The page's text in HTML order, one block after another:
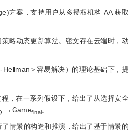
方案，支持用户从多授权机构 AA 获取
略动态更新算法。密文存在云端时，动
＞容易解决）的理论基础下，提
，在一系列假设下，给出了从选择安全
→Gamefinal。
情景的构造和推演，给出了基于情景的